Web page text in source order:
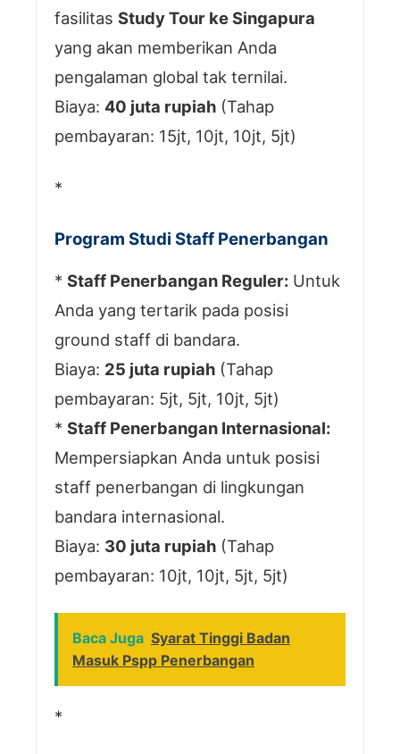
fasilitas Study Tour ke Singapura
yang akan memberikan Anda
pengalaman global tak ternilai.
Biaya: 40 juta rupiah (Tahap
pembayaran: 15jt, 10jt, 10jt, 5jt)
*
Program Studi Staff Penerbangan
* Staff Penerbangan Reguler: Untuk
Anda yang tertarik pada posisi
ground staff di bandara.
Biaya: 25 juta rupiah (Tahap
pembayaran: 5jt, 5jt, 10jt, 5jt)
* Staff Penerbangan Internasional:
Mempersiapkan Anda untuk posisi
staff penerbangan di lingkungan
bandara internasional.
Biaya: 30 juta rupiah (Tahap
pembayaran: 10jt, 10jt, 5jt, 5jt)
Baca Juga Syarat Tinggi Badan
Masuk Pspp Penerbangan
*